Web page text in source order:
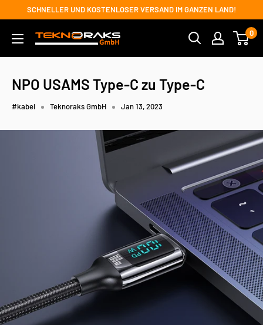
Inhalt
SCHNELLER UND KOSTENLOSER VERSAND IM GANZEN LAND!
Teknoraks
GmbH
0
NPO USAMS Type-C zu Type-C
#kabel Teknoraks GmbH Jan 13, 2023